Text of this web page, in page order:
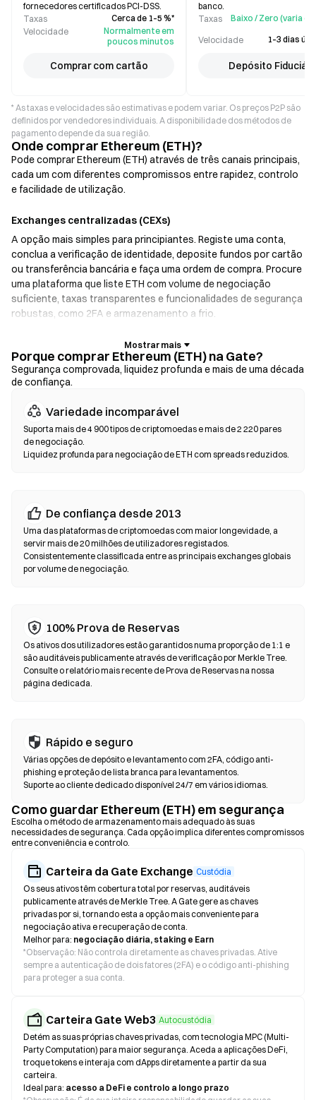
fornecedores certificados PCI-DSS.
Taxas
Cerca de 1–5 %*
Velocidade
Normalmente em
poucos minutos
Comprar com cartão
banco.
Taxas
Baixo / Zero (varia
Velocidade
1–3 dias
Depósito
* As taxas e velocidades são estimativas e podem variar. Os preços P2P são
definidos por vendedores individuais. A disponibilidade dos métodos de
pagamento depende da sua região.
Onde comprar Ethereum (ETH)?
Pode comprar Ethereum (ETH) através de três canais principais,
cada um com diferentes compromissos entre rapidez, controlo
e facilidade de utilização.
Exchanges centralizadas (CEXs)
A opção mais simples para principiantes. Registe uma conta,
conclua a verificação de identidade, deposite fundos por cartão
ou transferência bancária e faça uma ordem de compra. Procure
uma plataforma que liste ETH com volume de negociação
suficiente, taxas transparentes e funcionalidades de segurança
robustas, como 2FA e armazenamento a frio.
Carteiras de criptomoedas
Para utilizadores que dão prioridade à autocustódia. As
carteiras não custodiais permitem-lhe guardar as suas próprias
carteira. Algumas carteiras também oferecem uma rampa de
entrada fiduciária, permitindo-lhe comprar ETH com cartão de
crédito sem passar primeiro por uma exchange. Faça sempre
uma cópia de segurança da sua frase de recuperação e verifique
Exchanges Descentralizadas (DEX)
Negoceie diretamente entre pares, sem intermediários. As DEX
utilizam contratos inteligentes para executar trocas em
blockchain — não é necessário registo nem verificação de
Tenha em atenção que se aplicam taxas de gas e os preços
podem diferir dos mercados centralizados devido à
profundidade de liquidez. A maioria da atividade nas DEX ocorre
em blockchains compatíveis com EVM, como Ethereum, BNB
Chain e Polygon.
Porque comprar Ethereum (ETH) na Gate?
Segurança comprovada, liquidez profunda e mais de uma década
de confiança.
Variedade incomparável
Suporta mais de 4 900 tipos de criptomoedas e mais de 2 220 pares
de negociação.
Liquidez profunda para negociação de ETH com spreads reduzidos.
De confiança desde 2013
Uma das plataformas de criptomoedas com maior longevidade, a
servir mais de 20 milhões de utilizadores registados.
Consistentemente classificada entre as principais exchanges globais
por volume de negociação.
100% Prova de Reservas
Os ativos dos utilizadores estão garantidos numa proporção de 1:1 e
são auditáveis publicamente através de verificação por Merkle Tree.
Consulte o relatório mais recente de Prova de Reservas na nossa
página dedicada.
Rápido e seguro
Várias opções de depósito e levantamento com 2FA, código anti-
phishing e proteção de lista branca para levantamentos.
Suporte ao cliente dedicado disponível 24/7 em vários idiomas.
Como guardar Ethereum (ETH) em segurança
Escolha o método de armazenamento mais adequado às suas
necessidades de segurança. Cada opção implica diferentes compromissos
entre conveniência e controlo.
Carteira da Gate Exchange Custódia
Os seus ativos têm cobertura total por reservas, auditáveis
publicamente através de Merkle Tree. A Gate gere as chaves
privadas por si, tornando esta a opção mais conveniente para
negociação ativa e recuperação de conta.
Melhor para: negociação diária, staking e Earn
*Observação: Não controla diretamente as chaves privadas. Ative
sempre a autenticação de dois fatores (2FA) e o código anti-phishing
para proteger a sua conta.
Carteira Gate Web3 Autocustódia
Detém as suas próprias chaves privadas, com tecnologia MPC (Multi-
Party Computation) para maior segurança. Aceda a aplicações DeFi,
troque tokens e interaja com dApps diretamente a partir da sua
carteira.
Ideal para: acesso a DeFi e controlo a longo prazo